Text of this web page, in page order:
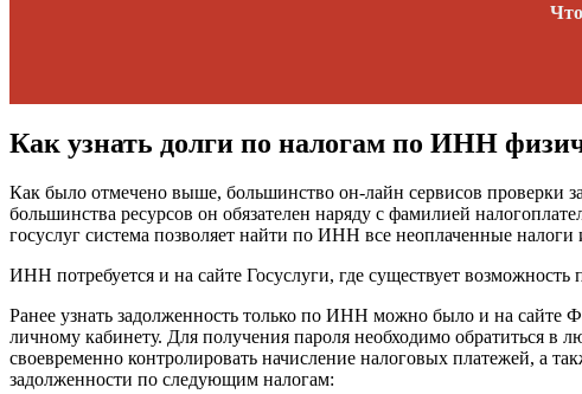
Как узнать долги по налогам по ИНН
Как было отмечено выше, большинство он-лайн сервисов проверки
большинства ресурсов он обязателен наряду с фамилией
госуслуг система позволяет найти по ИНН все неоплаченные налоги
ИНН потребуется и на сайте Госуслуги, где существует
Ранее узнать задолженность только по ИНН можно было и на сайте
личному кабинету. Для получения пароля необходимо обратиться
своевременно контролировать начисление налоговых платежей, а
задолженности по следующим налогам: